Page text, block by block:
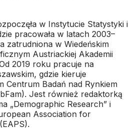
w Instytucie Statystyki i
pracowała w latach 2003–
zatrudniona w Wiedeńskim
Austriackiej Akademii
2019 roku pracuje na
gdzie kieruje
Centrum Badań nad Rynkiem
Jest również redaktorką
„Demographic Research” i
Association for